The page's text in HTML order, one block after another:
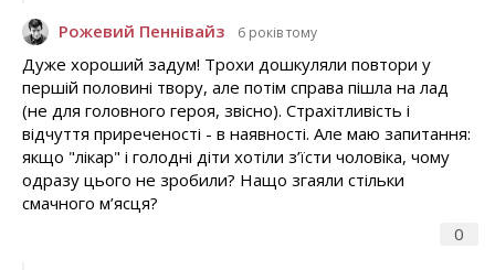
Рожевий Пеннівайз 6 років тому
0
Дуже хороший задум! Трохи дошкуляли повтори у
першій половині твору, але потім справа пішла на лад
(не для головного героя, звісно). Страхітливість і
відчуття приреченості - в наявності. Але маю запитання:
якщо "лікар" і голодні діти хотіли з’їсти чоловіка, чому
одразу цього не зробили? Нащо згаяли стільки
смачного м’ясця?